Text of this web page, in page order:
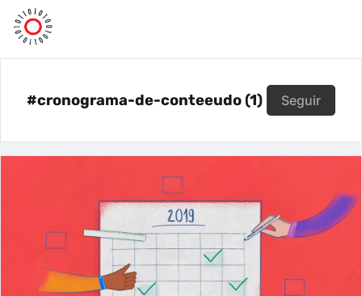
#cronograma-de-conteeudo (1) Seguir